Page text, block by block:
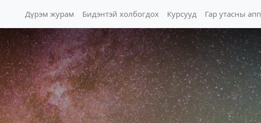
Дүрэм журам Бидэнтэй холбогдох Курсууд Гар утасны апп